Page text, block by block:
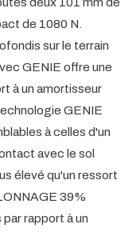
de 1080 N.
sur le terrain
GENIE offre une
à un amortisseur
GENIE
à celles d'un
avec le sol
élevé qu'un ressort
39%
rapport à un